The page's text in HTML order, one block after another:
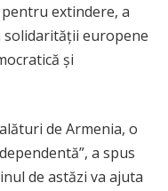
extindere, a
solidarității europene
și
de Armenia, o
a spus
de astăzi va ajuta